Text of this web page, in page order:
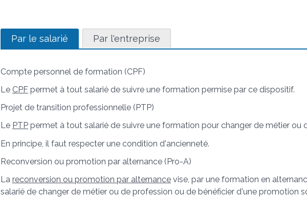
Par le salarié Par l'entreprise
Compte personnel de formation (CPF)
Le CPF permet à tout salarié de suivre une formation permise par ce dispositif.
Projet de transition professionnelle (PTP)
Le PTP permet à tout salarié de suivre une formation pour changer de métier ou
En principe, il faut respecter une condition d'ancienneté.
Reconversion ou promotion par alternance (Pro-A)
La reconversion ou promotion par alternance vise, par une formation en
salarié de changer de métier ou de profession ou de bénéficier d'une promotion